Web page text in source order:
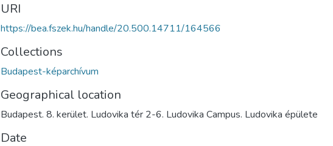
URI
https://bea.fszek.hu/handle/20.500.14711/164566
Collections
Budapest-képarchívum
Geographical location
Budapest. 8. kerület. Ludovika tér 2-6. Ludovika Campus. Ludovika épülete
Date